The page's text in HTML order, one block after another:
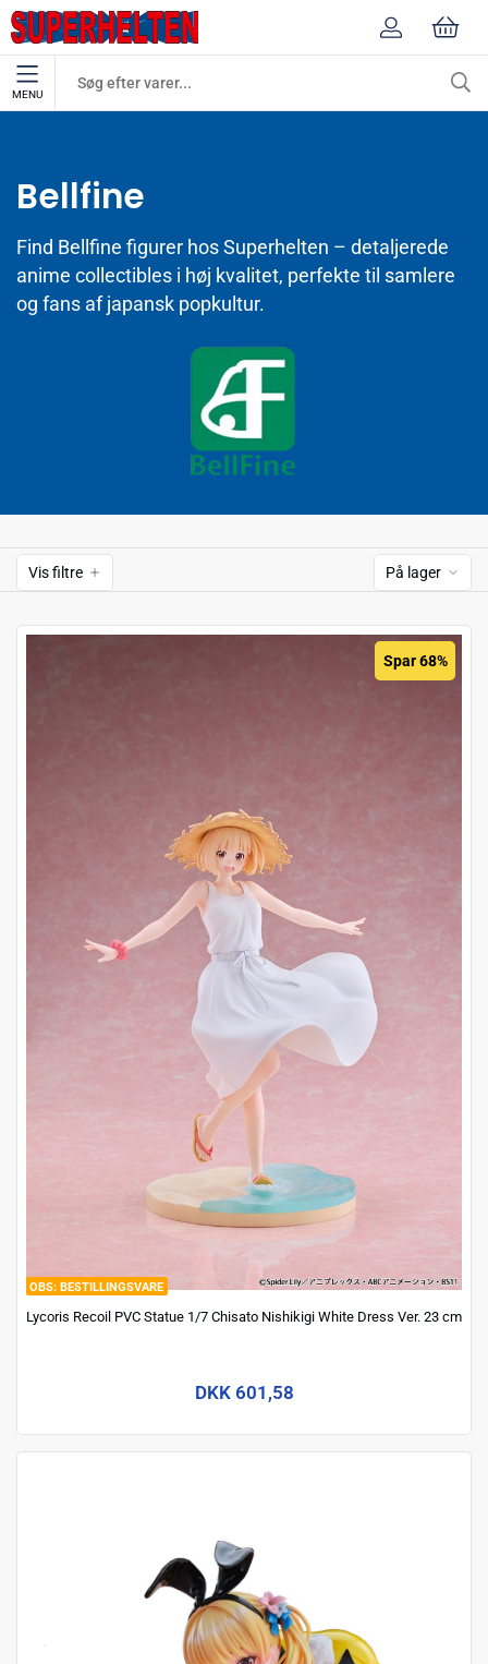
MENU
Bellfine
Find Bellfine figurer hos Superhelten – detaljerede
anime collectibles i høj kvalitet, perfekte til samlere
og fans af japansk popkultur.
Vis filtre På lager
BESTILLINGSVARE
Spar 68%
Lycoris Recoil PVC Statue 1/7 Chisato Nishikigi White Dress Ver. 23 cm
DKK 601,58